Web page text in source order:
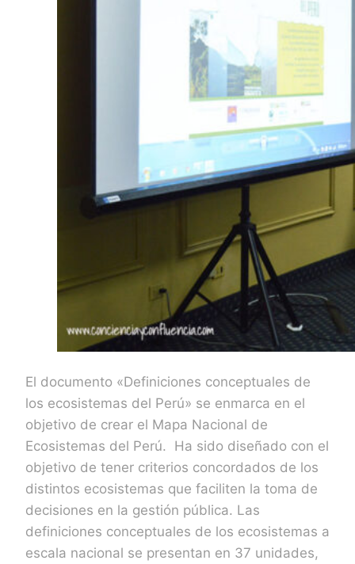
El documento «Definiciones conceptuales de
los ecosistemas del Perú» se enmarca en el
objetivo de crear el Mapa Nacional de
Ecosistemas del Perú. Ha sido diseñado con el
objetivo de tener criterios concordados de los
distintos ecosistemas que faciliten la toma de
decisiones en la gestión pública. Las
definiciones conceptuales de los ecosistemas a
escala nacional se presentan en 37 unidades,